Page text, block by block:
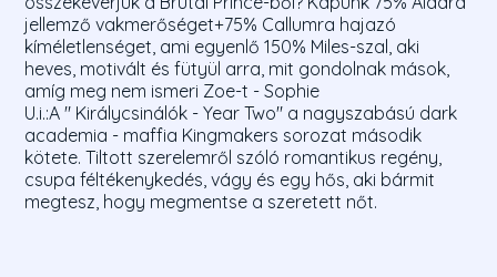
jellemző vakmerőséget+75% Callumra hajazó
kíméletlenséget, ami egyenlő 150% Miles-szal, aki
heves, motivált és fütyül arra, mit gondolnak mások,
amíg meg nem ismeri Zoe-t - Sophie
U.i.:A " Királycsinálók - Year Two" a nagyszabású dark
academia - maffia Kingmakers sorozat második
kötete. Tiltott szerelemről szóló romantikus regény,
csupa féltékenykedés, vágy és egy hős, aki bármit
megtesz, hogy megmentse a szeretett nőt.